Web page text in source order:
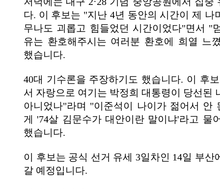
다. 이 후보는 "지난 4년 동안의 시간이 제 나
무나도 괴롭고 힘들었던 시간이었다"면서 "
유는 환호해주시는 여러분 환호에 희열 느
했습니다.
40대 기수론을 주장하기도 했습니다. 이 후
서 자랑으로 여기는 박정희 대통령이 당선된
아니었나"라며 "이준석이 나이가 젊어서 안
게 '74살 김문수가 대안이란 말이냐'라고 물
했습니다.
이 후보는 공식 선거 유세 3일차인 14일 부산
갈 예정입니다.